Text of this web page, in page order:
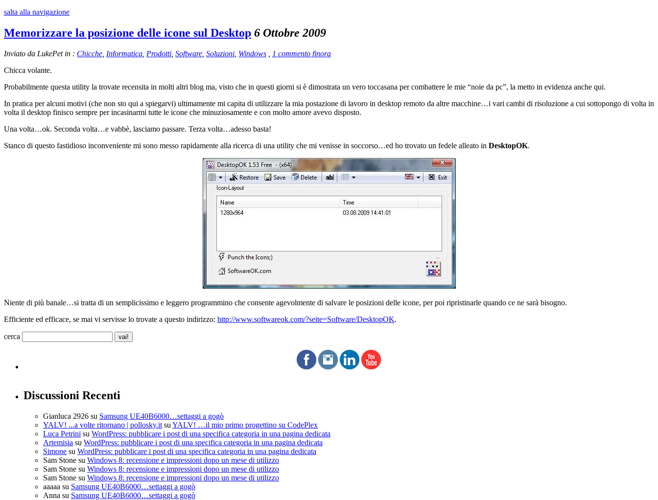
salta alla navigazione
Memorizzare la posizione delle icone sul Desktop 6 Ottobre 2009
Inviato da LukePet in : Chicche Informatica Prodotti Software Soluzioni Windows
1 commento finora
Chicca volante.
Probabilmente questa utility la trovate recensita in molti altri blog ma, visto che in questi giorni si è dimostrata un vero toccasana per combattere le mie “noie da pc”, la metto in evidenza anche qui.
In pratica per alcuni motivi (che non sto qui a spiegarvi) ultimamente mi capita di utilizzare la mia postazione di lavoro in desktop remoto da altre macchine…i vari cambi di risoluzione a cui sottopongo di volta in
volta il desktop finisco sempre per incasinarmi tutte le icone che minuziosamente e con molto amore avevo disposto.
Una volta…ok. Seconda volta…e vabbè, lasciamo passare. Terza volta…adesso basta!
Stanco di questo fastidioso inconveniente mi sono messo rapidamente alla ricerca di una utility che mi venisse in soccorso…ed ho trovato un fedele alleato in DesktopOK.
Niente di più banale…si tratta di un semplicissimo e leggero programmino che consente agevolmente di salvare le posizioni delle icone, per poi ripristinarle quando ce ne sarà bisogno.
Efficiente ed efficace, se mai vi servisse lo trovate a questo indirizzo: http://www.softwareok.com/?seite=Software/DesktopOK.
cerca
Discussioni Recenti
Gianluca 2926 su Samsung UE40B6000…settaggi a gogò
YALV! ...a volte ritornano | pollosky.it su YALV! …il mio primo progettino su CodePlex
Luca Petrini su WordPress: pubblicare i post di una specifica categoria in una pagina dedicata
Artemisia su WordPress: pubblicare i post di una specifica categoria in una pagina dedicata
Simone su WordPress: pubblicare i post di una specifica categoria in una pagina dedicata
Sam Stone su Windows 8: recensione e impressioni dopo un mese di utilizzo
Sam Stone su Windows 8: recensione e impressioni dopo un mese di utilizzo
Sam Stone su Windows 8: recensione e impressioni dopo un mese di utilizzo
aaaaa su Samsung UE40B6000…settaggi a gogò
Anna su Samsung UE40B6000…settaggi a gogò